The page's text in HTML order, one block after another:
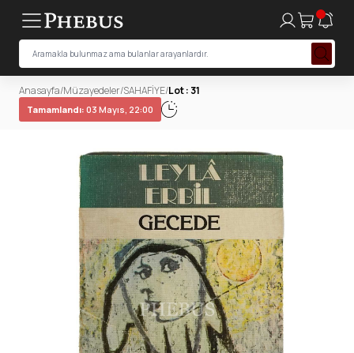
Anasayfa/Müzayedeler/SAHAFİYE/Lot : 31
Tamamlandı: 03 Mayıs, 22:00